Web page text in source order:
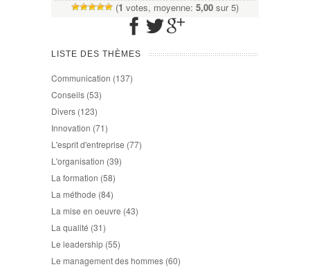
(1 votes, moyenne: 5,00 sur 5)
LISTE DES THÈMES
Communication (137)
Conseils (53)
Divers (123)
Innovation (71)
L'esprit d'entreprise (77)
L'organisation (39)
La formation (58)
La méthode (84)
La mise en oeuvre (43)
La qualité (31)
Le leadership (55)
Le management des hommes (60)